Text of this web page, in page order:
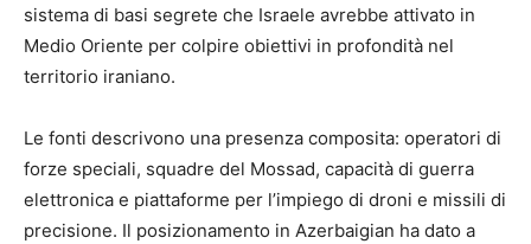
sistema di basi segrete che Israele avrebbe attivato in
Medio Oriente per colpire obiettivi in profondità nel
territorio iraniano.
Le fonti descrivono una presenza composita: operatori di
forze speciali, squadre del Mossad, capacità di guerra
elettronica e piattaforme per l’impiego di droni e missili di
precisione. Il posizionamento in Azerbaigian ha dato a